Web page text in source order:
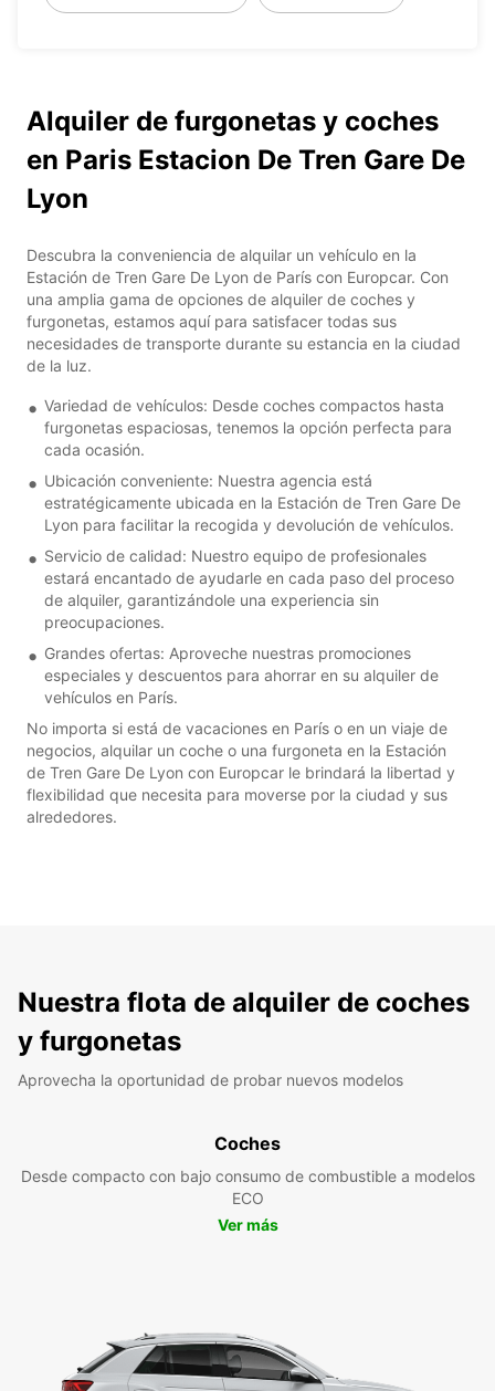
Alquiler de furgonetas y coches
en Paris Estacion De Tren Gare De
Lyon
Descubra la conveniencia de alquilar un vehículo en la
Estación de Tren Gare De Lyon de París con Europcar. Con
una amplia gama de opciones de alquiler de coches y
furgonetas, estamos aquí para satisfacer todas sus
necesidades de transporte durante su estancia en la ciudad
de la luz.
Variedad de vehículos: Desde coches compactos hasta
furgonetas espaciosas, tenemos la opción perfecta para
cada ocasión.
Ubicación conveniente: Nuestra agencia está
estratégicamente ubicada en la Estación de Tren Gare De
Lyon para facilitar la recogida y devolución de vehículos.
Servicio de calidad: Nuestro equipo de profesionales
estará encantado de ayudarle en cada paso del proceso
de alquiler, garantizándole una experiencia sin
preocupaciones.
Grandes ofertas: Aproveche nuestras promociones
especiales y descuentos para ahorrar en su alquiler de
vehículos en París.
No importa si está de vacaciones en París o en un viaje de
negocios, alquilar un coche o una furgoneta en la Estación
de Tren Gare De Lyon con Europcar le brindará la libertad y
flexibilidad que necesita para moverse por la ciudad y sus
alrededores.
Nuestra flota de alquiler de coches
y furgonetas
Aprovecha la oportunidad de probar nuevos modelos
Coches
Desde compacto con bajo consumo de combustible a modelos
ECO
Ver más